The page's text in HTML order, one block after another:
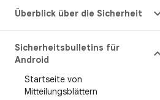
Überblick über die Sicherheit
Sicherheitsbulletins für
Android
Startseite von
Mitteilungsblättern